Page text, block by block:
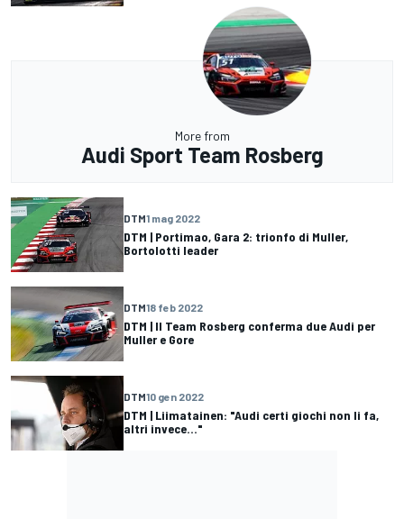
More from
Audi Sport Team Rosberg
DTM1 mag 2022
DTM | Portimao, Gara 2: trionfo di Muller,
Bortolotti leader
DTM18 feb 2022
DTM | Il Team Rosberg conferma due Audi per
Muller e Gore
DTM10 gen 2022
DTM | Liimatainen: "Audi certi giochi non li fa,
altri invece..."